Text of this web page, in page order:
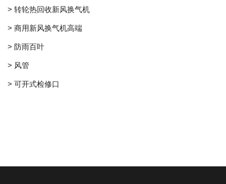
> 转轮热回收新风换气机
> 商用新风换气机高端
> 防雨百叶
> 风管
> 可开式检修口